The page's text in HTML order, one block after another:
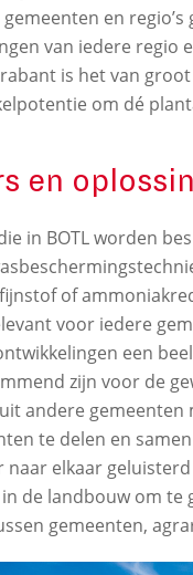
en
van iedere regio
is het van
om dé
en
in BOTL worden
of
voor iedere
een
zijn voor de
andere gemeenten
te delen en
elkaar
de landbouw om te
gemeenten,